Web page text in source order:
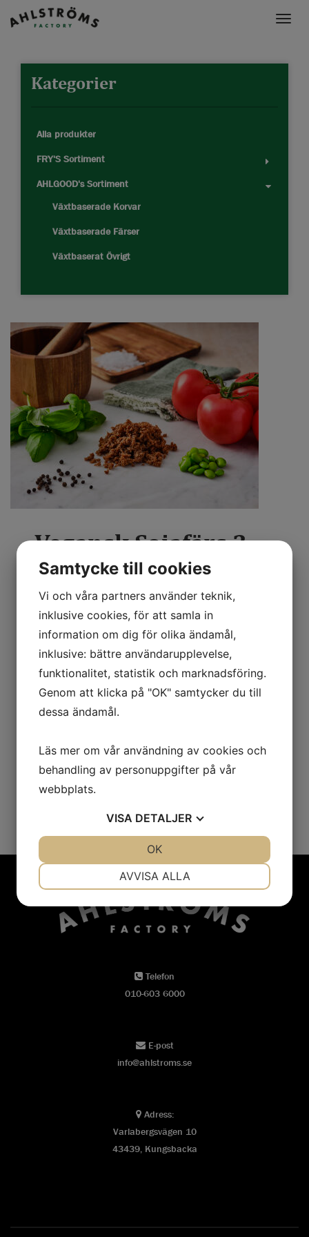
Toggle
Kategorier
Alla produkter
FRY'S Sortiment
AHLGOOD's Sortiment
Växtbaserade Korvar
Växtbaserade Färser
Växtbaserat Övrigt
Vegansk Sojafärs 3
kg
Produktbeskrivning:
En vegansk basfärs som är redo att servera!
Färdigkokt färs med bra konsistens, utseende och
smak för alla rätter där färs ingår, fast i vegansk
tappning!
Levereras kyld för smidig hantering vid större
volymer!
PRODUKTINFORMATION
Telefon
010-603 6000
E-post
info@ahlstroms.se
Adress:
Varlabergsvägen 10
43439, Kungsbacka
Samtycke till cookies
Vi och våra partners använder teknik,
inklusive cookies, för att samla in
information om dig för olika ändamål,
inklusive: bättre användarupplevelse,
funktionalitet, statistik och marknadsföring.
Genom att klicka på "OK" samtycker du till
dessa ändamål.
Läs mer om vår användning av cookies och
behandling av personuppgifter på vår
webbplats.
VISA DETALJER
MARKNADSFÖRING STATISTIK
AVVISA ALLA
OK